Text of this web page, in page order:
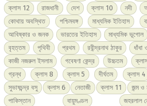
ক্লাস 12
রাজধানী দেশ ক্লাস 10 নদী
কোথায় অবস্থিত
পশ্চিমবঙ্গ মাধ্যমিক ইতিহাস
আবিষ্কার ও জনক
ভারতের ইতিহাস মাধ্যমিক ভূগোল
বৃহত্তম
পৃথিবী প্রথম রবীন্দ্রনাথ ঠাকুর
কাজী নজরুল ইসলাম
গবেষণা কেন্দ্র উচ্চতম
গ্রন্থ
ক্লাস 8 ক্লাস 5 দীর্ঘতম ক্লাস 4
সুভাষচন্দ্র বসু
ক্লাস 6 নেতাজী ক্লাস 11 জন্ম ও
পাকিস্তান
বায়ুমণ্ডল জহরলাল